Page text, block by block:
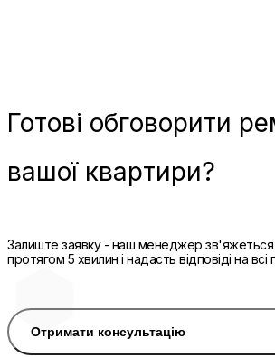
Готові обговорити
вашої квартири?
Залиште заявку - наш менеджер зв'яжеться
протягом 5 хвилин і надасть відповіді на всі
Отримати консультацію